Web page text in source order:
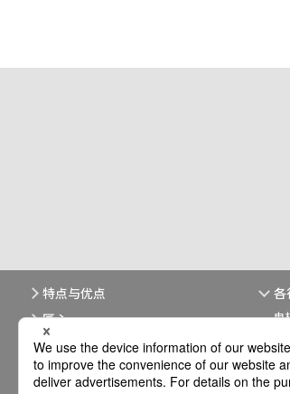
特点与优点
匠心
各
电
汽车
化